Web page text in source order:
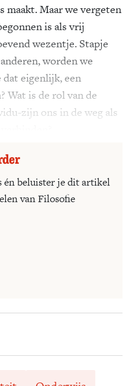
maakt. Maar we vergeten
is als vrij
wezentje. Stapje
worden we
eigenlijk, een
Wat is de rol van de
zijn ons in de weg als
én beluister je dit artikel
van Filosofie